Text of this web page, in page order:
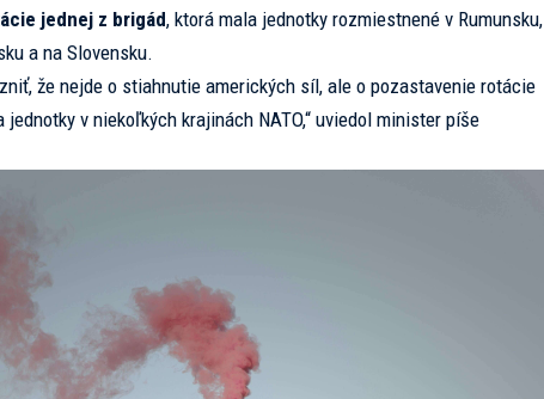
jednej z brigád, ktorá mala jednotky rozmiestnené v Rumunsku,
a na Slovensku.
že nejde o stiahnutie amerických síl, ale o pozastavenie rotácie
jednotky v niekoľkých krajinách NATO,“ uviedol minister píše